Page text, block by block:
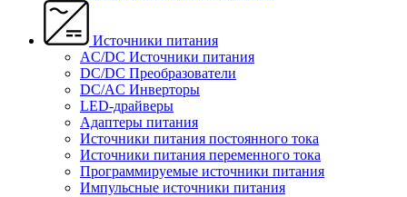
Источники питания
AC/DC Источники питания
DC/DC Преобразователи
DC/AC Инверторы
LED-драйверы
Адаптеры питания
Источники питания постоянного тока
Источники питания переменного тока
Программируемые источники питания
Импульсные источники питания